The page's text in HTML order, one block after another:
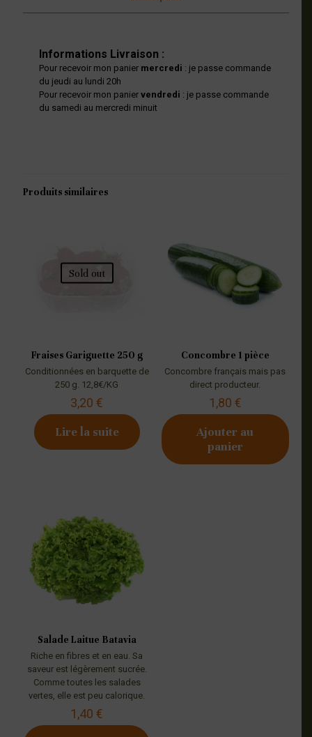
Informations Livraison :
Pour recevoir mon panier mercredi : je passe commande
du jeudi au lundi 20h
Pour recevoir mon paniervendredi : je passe commande
du samedi au mercredi minuit
Produits similaires
Sold out
Fraises Gariguette 250 g
Conditionnées en barquette de
250 g. 12,8€/KG
3,20€
Lire la suite
Concombre 1 pièce
Concombre français mais pas
direct producteur.
1,80 €
Ajouter au
panier
Salade Laitue Batavia
Riche en fibres et en eau. Sa
saveur est légèrement sucrée.
Comme toutes les salades
vertes, elle est peu calorique.
1,40€